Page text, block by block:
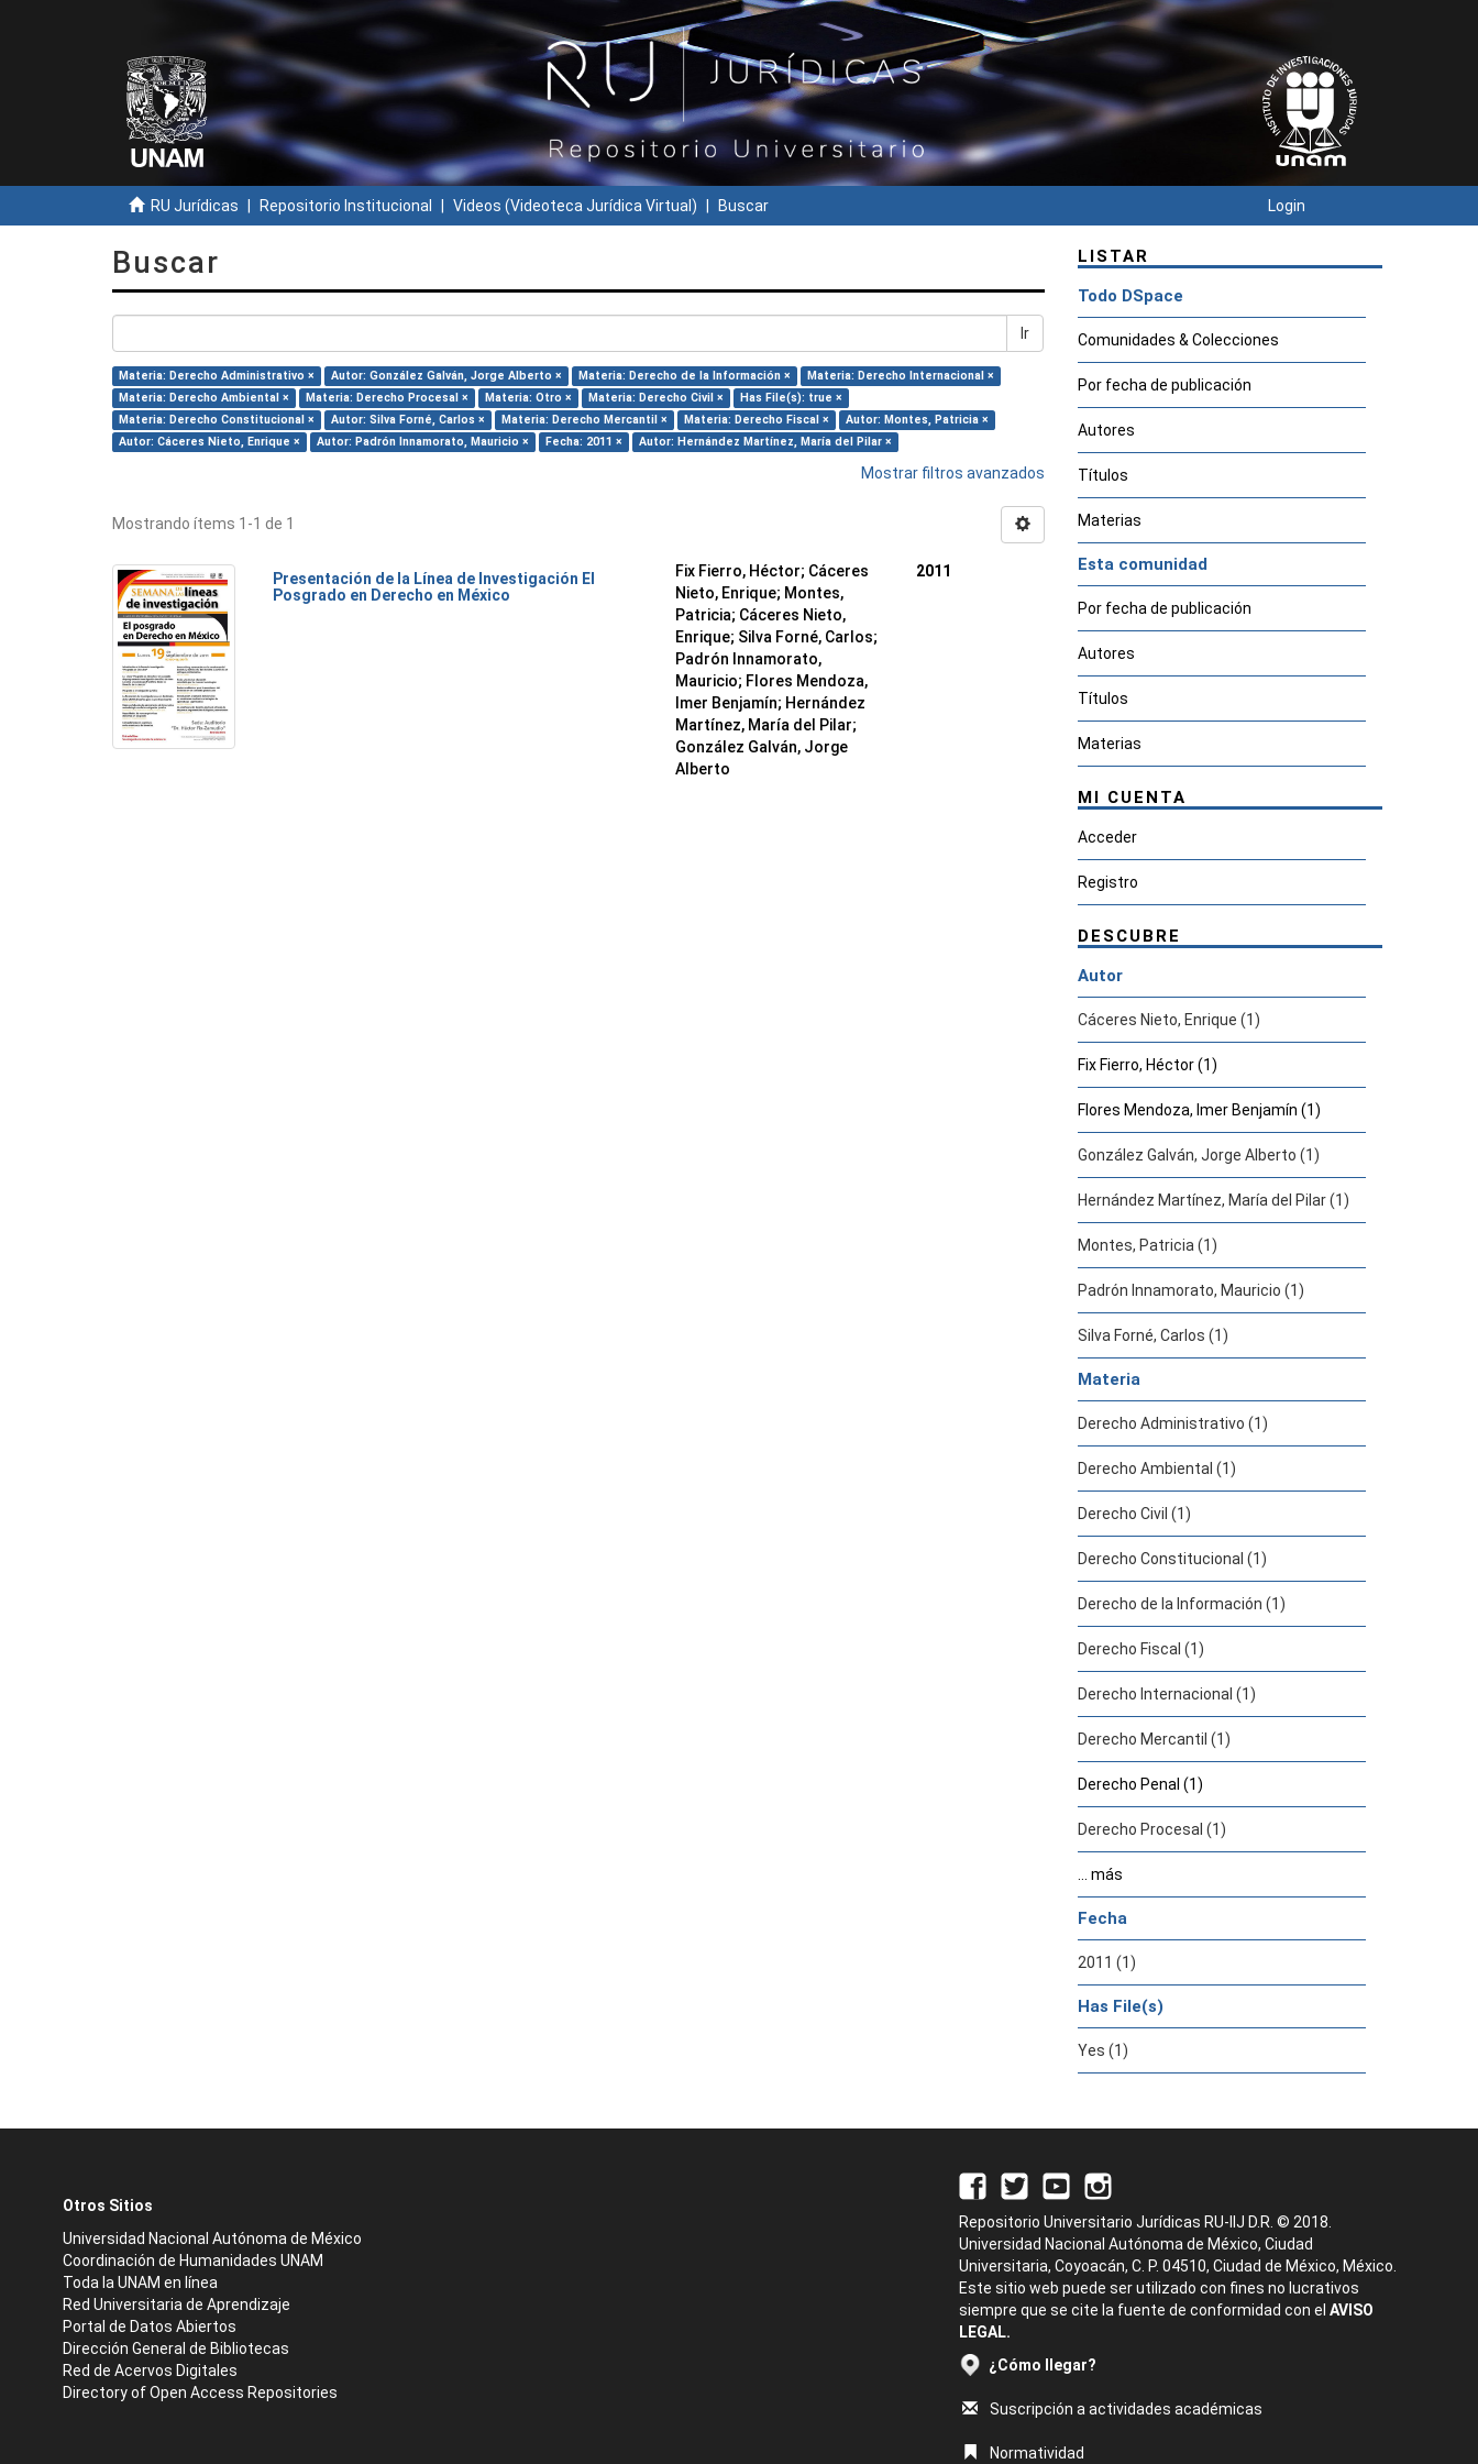
RU Jurídicas Repositorio Institucional Videos (Videoteca Jurídica Virtual) Buscar Login
Buscar
Ir
Materia: Derecho Administrativo × Autor: González Galván, Jorge Alberto × Materia: Derecho de la Información ×
Materia: Derecho Internacional ×
Materia: Derecho Ambiental ×
Materia: Derecho Procesal × Materia: Otro × Materia: Derecho Civil ×
Has File(s): true ×
Materia: Derecho Constitucional ×
Autor: Silva Forné, Carlos × Materia: Derecho Mercantil × Materia: Derecho Fiscal ×
Autor: Montes, Patricia ×
Autor: Cáceres Nieto, Enrique ×
Autor: Padrón Innamorato, Mauricio × Fecha: 2011 × Autor: Hernández Martínez, María del Pilar ×
Mostrar filtros avanzados
Mostrando ítems 1-1 de 1
Presentación de la Línea de Investigación El
Posgrado en Derecho en México
Fix Fierro, Héctor; Cáceres
Nieto, Enrique; Montes,
Patricia; Cáceres Nieto,
Enrique; Silva Forné, Carlos;
Padrón Innamorato,
Mauricio; Flores Mendoza,
Imer Benjamín; Hernández
Martínez, María del Pilar;
González Galván, Jorge
Alberto
2011
LISTAR
Todo DSpace
Comunidades & Colecciones
Por fecha de publicación
Autores
Títulos
Materias
Esta comunidad
Por fecha de publicación
Autores
Títulos
Materias
MI CUENTA
Acceder
Registro
DESCUBRE
Autor
Cáceres Nieto, Enrique (1)
Fix Fierro, Héctor (1)
Flores Mendoza, Imer Benjamín (1)
González Galván, Jorge Alberto (1)
Hernández Martínez, María del Pilar (1)
Montes, Patricia (1)
Padrón Innamorato, Mauricio (1)
Silva Forné, Carlos (1)
Materia
Derecho Administrativo (1)
Derecho Ambiental (1)
Derecho Civil (1)
Derecho Constitucional (1)
Derecho de la Información (1)
Derecho Fiscal (1)
Derecho Internacional (1)
Derecho Mercantil (1)
Derecho Penal (1)
Derecho Procesal (1)
... más
Fecha
2011 (1)
Has File(s)
Yes (1)
Otros Sitios
Universidad Nacional Autónoma de México
Coordinación de Humanidades UNAM
Toda la UNAM en línea
Red Universitaria de Aprendizaje
Portal de Datos Abiertos
Dirección General de Bibliotecas
Red de Acervos Digitales
Directory of Open Access Repositories
Repositorio Universitario Jurídicas RU-IIJ D.R. © 2018.
Universidad Nacional Autónoma de México, Ciudad
Universitaria, Coyoacán, C. P. 04510, Ciudad de México, México.
Este sitio web puede ser utilizado con fines no lucrativos
siempre que se cite la fuente de conformidad con el AVISO
LEGAL.
¿Cómo llegar?
Suscripción a actividades académicas
Normatividad